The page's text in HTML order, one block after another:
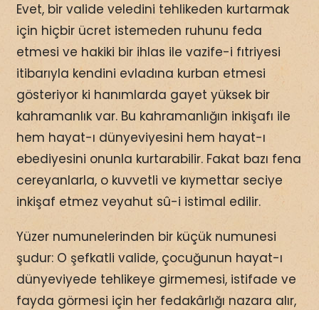
Evet, bir valide veledini tehlikeden kurtarmak
için hiçbir ücret istemeden ruhunu feda
etmesi ve hakiki bir ihlas ile vazife-i fıtriyesi
itibarıyla kendini evladına kurban etmesi
gösteriyor ki hanımlarda gayet yüksek bir
kahramanlık var. Bu kahramanlığın inkişafı ile
hem hayat-ı dünyeviyesini hem hayat-ı
ebediyesini onunla kurtarabilir. Fakat bazı fena
cereyanlarla, o kuvvetli ve kıymettar seciye
inkişaf etmez veyahut sû-i istimal edilir.
Yüzer numunelerinden bir küçük numunesi
şudur: O şefkatli valide, çocuğunun hayat-ı
dünyeviyede tehlikeye girmemesi, istifade ve
fayda görmesi için her fedakârlığı nazara alır,